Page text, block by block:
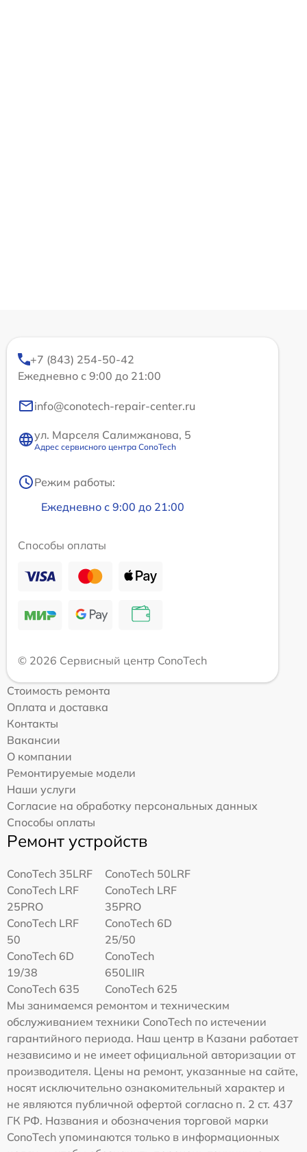
+7 (843) 254-50-42
Ежедневно с 9:00 до 21:00
info@conotech-repair-center.ru
ул. Марселя Салимжанова, 5
Адрес сервисного центра ConoTech
Режим работы:
Ежедневно с 9:00 до 21:00
Способы оплаты
© 2026 Сервисный центр ConoTech
Стоимость ремонта
Оплата и доставка
Контакты
Вакансии
О компании
Ремонтируемые модели
Наши услуги
Согласие на обработку персональных данных
Способы оплаты
Ремонт устройств
ConoTech 35LRF
ConoTech 50LRF
ConoTech LRF
25PRO
ConoTech LRF
35PRO
ConoTech LRF
50
ConoTech 6D
25/50
ConoTech 6D
19/38
ConoTech
650LIIR
ConoTech 635
ConoTech 625
Мы занимаемся ремонтом и техническим
обслуживанием техники ConoTech по истечении
гарантийного периода. Наш центр в Казани работает
независимо и не имеет официальной авторизации от
производителя. Цены на ремонт, указанные на сайте,
носят исключительно ознакомительный характер и
не являются публичной офертой согласно п. 2 ст. 437
ГК РФ. Названия и обозначения торговой марки
ConoTech упоминаются только в информационных